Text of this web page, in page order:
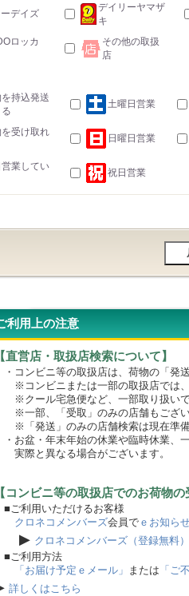
デイズ
デイリーヤマザ
キ
ロッカ
その他の取扱
店
持込発送
土曜日営業
受け取れ
日曜日営業
業してい
祝日営業
利用上の注意
【直営店・取扱店検索について】
・コンビニ等の取扱店は、荷物の「発
※コンビニまたは一部の取扱店では、
※クール宅急便など、一部取り扱いで
※一部、「受取」のみの店舗もござい
※「発送」のみの店舗検索は現在準備
・お盆・年末年始の休業や臨時休業、
実際と異なる場合がございます。
【コンビニ等の取扱店でのお荷物
■ご利用いただけるお客様
クロネコメンバーズ会員で ｅお知ら
▶ クロネコメンバーズ（登録無料）
■ご利用方法
「お届け予定ｅメール」 または 「ご
詳しくはこちら